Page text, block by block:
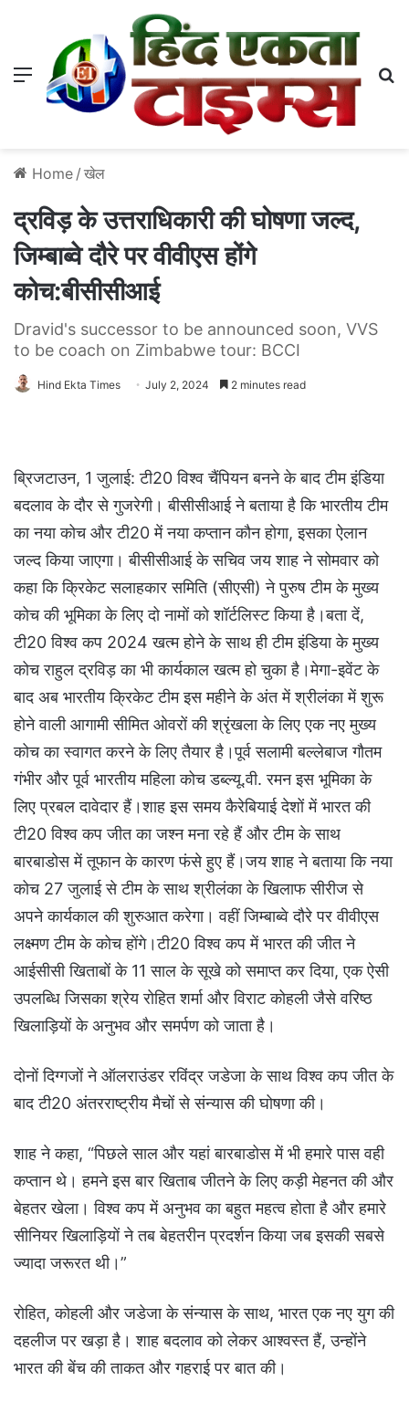
Menu
Home / खेल
द्रविड़ के उत्तराधिकारी की घोषणा जल्द,
जिम्बाब्वे दौरे पर वीवीएस होंगे
कोच:बीसीसीआई
Dravid's successor to be announced soon, VVS
to be coach on Zimbabwe tour: BCCI
Hind Ekta Times July 2, 2024 2 minutes read
ब्रिजटाउन, 1 जुलाई: टी20 विश्व चैंपियन बनने के बाद टीम इंडिया
बदलाव के दौर से गुजरेगी। बीसीसीआई ने बताया है कि भारतीय टीम
का नया कोच और टी20 में नया कप्तान कौन होगा, इसका ऐलान
जल्द किया जाएगा। बीसीसीआई के सचिव जय शाह ने सोमवार को
कहा कि क्रिकेट सलाहकार समिति (सीएसी) ने पुरुष टीम के मुख्य
कोच की भूमिका के लिए दो नामों को शॉर्टलिस्ट किया है।बता दें,
टी20 विश्व कप 2024 खत्म होने के साथ ही टीम इंडिया के मुख्य
कोच राहुल द्रविड़ का भी कार्यकाल खत्म हो चुका है।मेगा-इवेंट के
बाद अब भारतीय क्रिकेट टीम इस महीने के अंत में श्रीलंका में शुरू
होने वाली आगामी सीमित ओवरों की श्रृंखला के लिए एक नए मुख्य
कोच का स्वागत करने के लिए तैयार है।पूर्व सलामी बल्लेबाज गौतम
गंभीर और पूर्व भारतीय महिला कोच डब्ल्यू.वी. रमन इस भूमिका के
लिए प्रबल दावेदार हैं।शाह इस समय कैरेबियाई देशों में भारत की
टी20 विश्व कप जीत का जश्न मना रहे हैं और टीम के साथ
बारबाडोस में तूफान के कारण फंसे हुए हैं।जय शाह ने बताया कि नया
कोच 27 जुलाई से टीम के साथ श्रीलंका के खिलाफ सीरीज से
अपने कार्यकाल की शुरुआत करेगा। वहीं जिम्बाब्वे दौरे पर वीवीएस
लक्ष्मण टीम के कोच होंगे।टी20 विश्व कप में भारत की जीत ने
आईसीसी खिताबों के 11 साल के सूखे को समाप्त कर दिया, एक ऐसी
उपलब्धि जिसका श्रेय रोहित शर्मा और विराट कोहली जैसे वरिष्ठ
खिलाड़ियों के अनुभव और समर्पण को जाता है।
दोनों दिग्गजों ने ऑलराउंडर रविंद्र जडेजा के साथ विश्व कप जीत के
बाद टी20 अंतरराष्ट्रीय मैचों से संन्यास की घोषणा की।
शाह ने कहा, “पिछले साल और यहां बारबाडोस में भी हमारे पास वही
कप्तान थे। हमने इस बार खिताब जीतने के लिए कड़ी मेहनत की और
बेहतर खेला। विश्व कप में अनुभव का बहुत महत्व होता है और हमारे
सीनियर खिलाड़ियों ने तब बेहतरीन प्रदर्शन किया जब इसकी सबसे
ज्यादा जरूरत थी।”
रोहित, कोहली और जडेजा के संन्यास के साथ, भारत एक नए युग की
दहलीज पर खड़ा है। शाह बदलाव को लेकर आश्वस्त हैं, उन्होंने
भारत की बेंच की ताकत और गहराई पर बात की।